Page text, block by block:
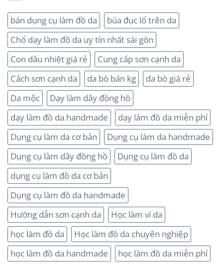
bán dụng cụ làm đồ da
búa đục lổ trên da
Chổ dạy làm đồ da uy tín nhất sài gòn
Con dấu nhiệt giá rẻ
Cung cấp sơn cạnh da
Cách sơn cạnh da
da bò bán kg
da bò giá rẻ
Da mộc
Dạy làm dây đồng hồ
dạy làm đồ da handmade
dạy làm đồ da miễn phí
Dụng cụ làm da cơ bản
Dụng cụ làm da handmade
Dụng cụ làm dây đồng hồ
Dụng cụ làm đồ da
dụng cụ làm đồ da cơ bản
Dụng cụ làm đồ da handmade
Hướng dẫn sơn cạnh da
Học làm ví da
học làm đồ da
Học làm đồ da chuyên nghiệp
học làm đồ da handmade
học làm đồ da miễn phí